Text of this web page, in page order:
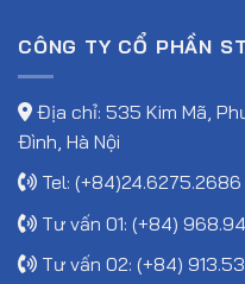
CÔNG TY CỔ PHẦN
Địa chỉ: 535 Kim Mã,
Đình, Hà Nội
Tel: (+84)24.6275.2686
Tư vấn 01: (+84)
Tư vấn 02: (+84)